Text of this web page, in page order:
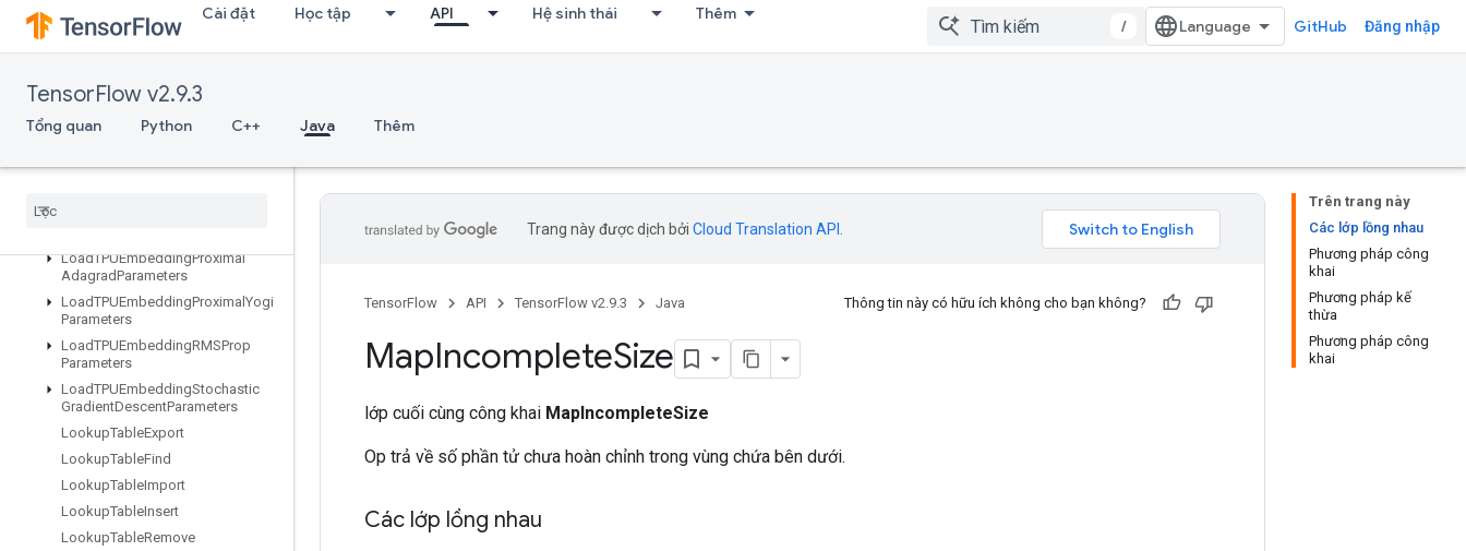
Cài đặt Học tập API Hệ sinh thái Thêm
/ GitHub Đăng nhập
TensorFlow v2.9.3
Tổng quan Python C++ Java Thêm
LoadTPUEmbeddingAdadeltaParameters
LoadTPUEmbeddingAdagradMomentumParameters
LoadTPUEmbeddingCenteredRMSPropParameters
LoadTPUEmbeddingFTRLParameters
LoadTPUEmbedding
LoadTPUEmbeddingProximal
AdagradParameters
LoadTPUEmbeddingProximal Yogi
Parameters
LoadTPUEmbeddingRMSProp
Parameters
LoadTPUEmbeddingStochastic
GradientDescentParameters
LookupTableExport
LookupTableFind
LookupTableImport
LookupTableInsert
LookupTableRemove
Trên trang này
Các lớp lồng nhau
Phương pháp công
khai
Phương pháp kế
thừa
Phương pháp công
khai
Trang này được dịch bởi Cloud Translation API
TensorFlow API TensorFlow v2.9.3 Java Thông tin này có hữu ích không cho bạn không?
MapIncompleteSize
lớp cuối cùng công khai MapIncompleteSize
Op trả về số phần tử chưa hoàn chỉnh trong vùng chứa bên dưới.
Các lớp lồng nhau